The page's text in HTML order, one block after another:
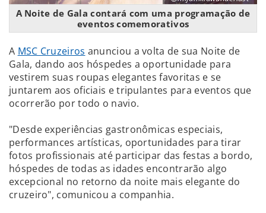
A Noite de Gala contará com uma programação de
eventos comemorativos
A MSC Cruzeiros anunciou a volta de sua Noite de
Gala, dando aos hóspedes a oportunidade para
vestirem suas roupas elegantes favoritas e se
juntarem aos oficiais e tripulantes para eventos que
ocorrerão por todo o navio.
"Desde experiências gastronômicas especiais,
performances artísticas, oportunidades para tirar
fotos profissionais até participar das festas a bordo,
hóspedes de todas as idades encontrarão algo
excepcional no retorno da noite mais elegante do
cruzeiro", comunicou a companhia.